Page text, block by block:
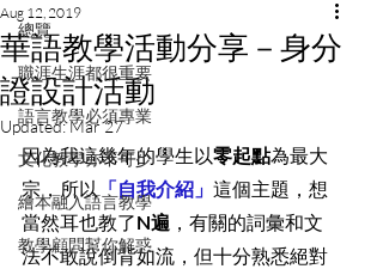
總覽
職涯生涯都很重要
語言教學必須專業
文化教學亦不可少
繪本融入語言教學
教學顧問幫你解惑
華語教學活動分享－身分
證設計活動
Aug 12, 2019
Updated:Mar 27
因為我這幾年的學生以零起點為最大
宗，所以 「自我介紹」 這個主題，想
當然耳也教了N遍 ，有關的詞彙和文
法不敢說倒背如流，但十分熟悉絕對